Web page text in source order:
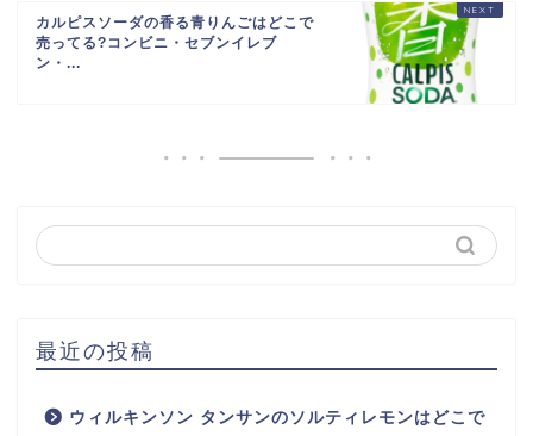
カルピスソーダの香る青りんごはどこで
売ってる?コンビニ・セブンイレブ
ン・...
最近の投稿
ウィルキンソン タンサンのソルティレモンはどこで